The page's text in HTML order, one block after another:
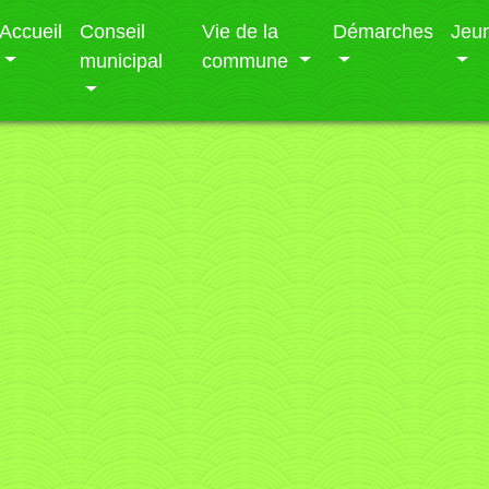
Accueil
Conseil
municipal
Vie de la
commune
Démarches